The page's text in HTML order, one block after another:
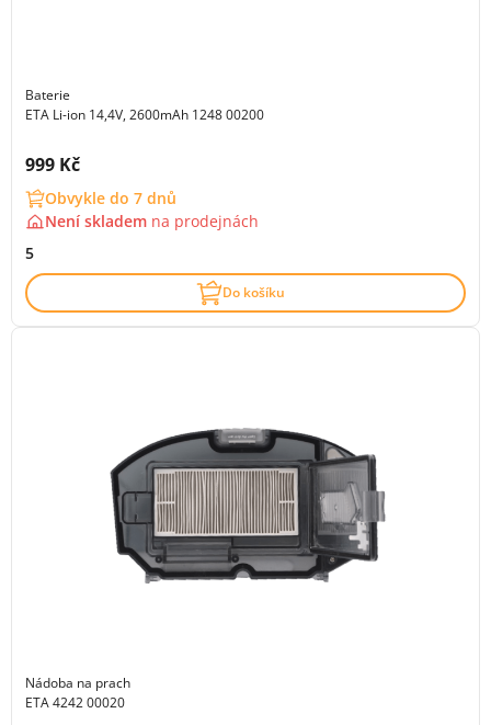
Baterie
ETA Li-ion 14,4V, 2600mAh 1248 00200
Cena s DPH:
999 Kč
Obvykle do 7 dnů
Není skladem na prodejnách
5
Do košíku
Nádoba na prach
ETA 4242 00020